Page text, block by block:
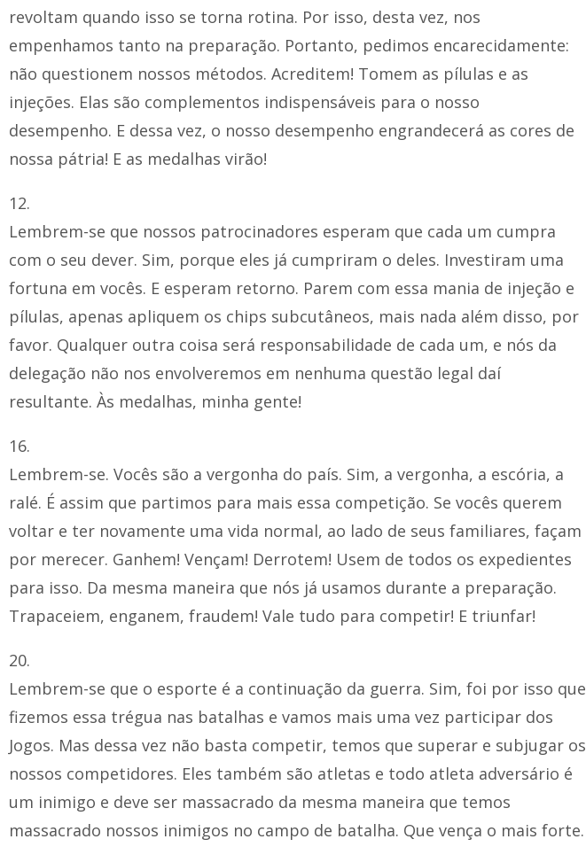
revoltam quando isso se torna rotina. Por isso, desta vez, nos
empenhamos tanto na preparação. Portanto, pedimos encarecidamente:
não questionem nossos métodos. Acreditem! Tomem as pílulas e as
injeções. Elas são complementos indispensáveis para o nosso
desempenho. E dessa vez, o nosso desempenho engrandecerá as cores de
nossa pátria! E as medalhas virão!
12.
Lembrem-se que nossos patrocinadores esperam que cada um cumpra
com o seu dever. Sim, porque eles já cumpriram o deles. Investiram uma
fortuna em vocês. E esperam retorno. Parem com essa mania de injeção e
pílulas, apenas apliquem os chips subcutâneos, mais nada além disso, por
favor. Qualquer outra coisa será responsabilidade de cada um, e nós da
delegação não nos envolveremos em nenhuma questão legal daí
resultante. Às medalhas, minha gente!
16.
Lembrem-se. Vocês são a vergonha do país. Sim, a vergonha, a escória, a
ralé. É assim que partimos para mais essa competição. Se vocês querem
voltar e ter novamente uma vida normal, ao lado de seus familiares, façam
por merecer. Ganhem! Vençam! Derrotem! Usem de todos os expedientes
para isso. Da mesma maneira que nós já usamos durante a preparação.
Trapaceiem, enganem, fraudem! Vale tudo para competir! E triunfar!
20.
Lembrem-se que o esporte é a continuação da guerra. Sim, foi por isso que
fizemos essa trégua nas batalhas e vamos mais uma vez participar dos
Jogos. Mas dessa vez não basta competir, temos que superar e subjugar os
nossos competidores. Eles também são atletas e todo atleta adversário é
um inimigo e deve ser massacrado da mesma maneira que temos
massacrado nossos inimigos no campo de batalha. Que vença o mais forte.